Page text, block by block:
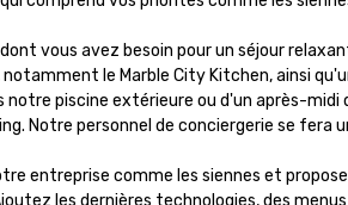
vous avez besoin pour un séjour
le Marble City Kitchen, ainsi
notre piscine extérieure ou d'un après-
Notre personnel de conciergerie se fera
entreprise comme les siennes et
les dernières technologies, des